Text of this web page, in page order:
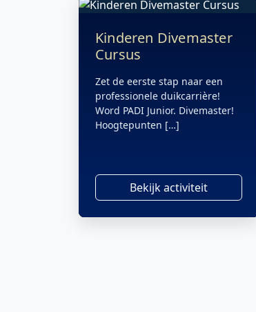
Kinderen Divemaster
Cursus
Zet de eerste stap naar een
professionele duikcarrière!
Word PADI Junior. Divemaster!
Hoogtepunten […]
Bekijk activiteit